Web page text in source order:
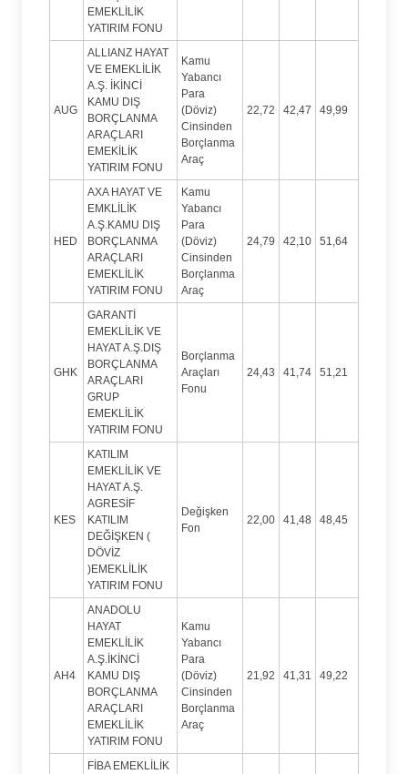
EMEKLİLİK
YATIRIM FONU
AUG
ALLIANZ HAYAT
VE EMEKLİLİK
A.Ş. İKİNCİ
KAMU DIŞ
BORÇLANMA
ARAÇLARI
EMEKİLİK
YATIRIM FONU
Kamu
Yabancı
Para
(Döviz)
Cinsinden
Borçlanma
Araç
22,72 42,47 49,99
HED
AXA HAYAT VE
EMKLİLİK
A.Ş.KAMU DIŞ
BORÇLANMA
ARAÇLARI
EMEKLİLİK
YATIRIM FONU
Kamu
Yabancı
Para
(Döviz)
Cinsinden
Borçlanma
Araç
24,79 42,10 51,64
GHK
GARANTİ
EMEKLİLİK VE
HAYAT A.Ş.DIŞ
BORÇLANMA
ARAÇLARI
GRUP
EMEKLİLİK
YATIRIM FONU
Borçlanma
Araçları
Fonu
24,43 41,74 51,21
KES
KATILIM
EMEKLİLİK VE
HAYAT A.Ş.
AGRESİF
KATILIM
DEĞİŞKEN (
DÖVİZ
)EMEKLİLİK
YATIRIM FONU
Değişken
Fon
22,00 41,48 48,45
AH4
ANADOLU
HAYAT
EMEKLİLİK
A.Ş.İKİNCİ
KAMU DIŞ
BORÇLANMA
ARAÇLARI
EMEKLİLİK
YATIRIM FONU
Kamu
Yabancı
Para
(Döviz)
Cinsinden
Borçlanma
Araç
21,92 41,31 49,22
FİBA EMEKLİLİK